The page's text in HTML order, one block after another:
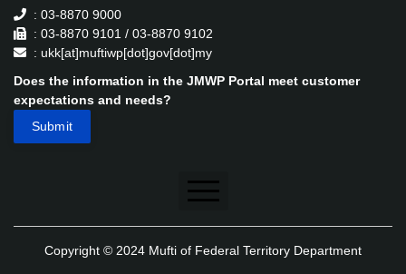
: 03-8870 9000
: 03-8870 9101 / 03-8870 9102
: ukk[at]muftiwp[dot]gov[dot]my
Does the information in the JMWP Portal meet customer
expectations and needs?
Disclaimer
Copyright © 2024 Mufti of Federal Territory Department